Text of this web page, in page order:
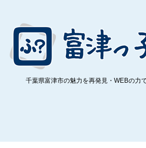
千葉県富津市の魅力を再発見・WEBの力